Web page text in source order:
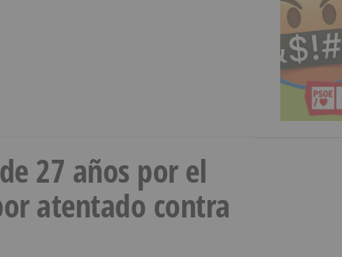
27 años por el
atentado contra